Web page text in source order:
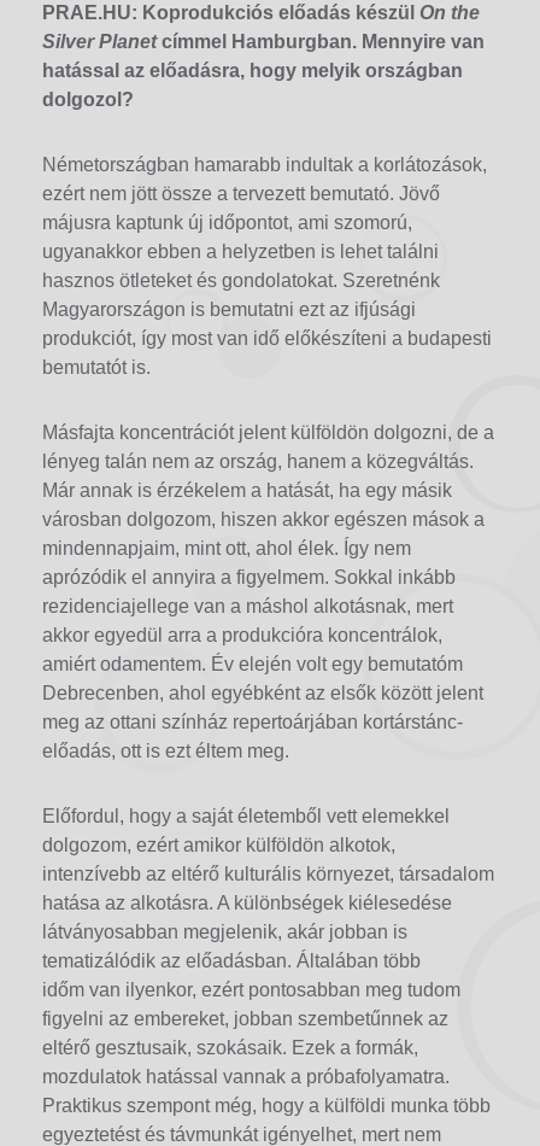
PRAE.HU: Koprodukciós előadás készül On the
Silver Planetcímmel Hamburgban. Mennyire van
hatással az előadásra, hogy melyik országban
dolgozol?
Németországban hamarabb indultak a korlátozások,
ezért nem jött össze a tervezett bemutató. Jövő
májusra kaptunk új időpontot, ami szomorú,
ugyanakkor ebben a helyzetben is lehet találni
hasznos ötleteket és gondolatokat. Szeretnénk
Magyarországon is bemutatni ezt az ifjúsági
produkciót, így most van idő előkészíteni a budapesti
bemutatót is.
Másfajta koncentrációt jelent külföldön dolgozni, de a
lényeg talán nem az ország, hanem a közegváltás.
Már annak is érzékelem a hatását, ha egy másik
városban dolgozom, hiszen akkor egészen mások a
mindennapjaim, mint ott, ahol élek. Így nem
aprózódik el annyira a figyelmem. Sokkal inkább
rezidenciajellege van a máshol alkotásnak, mert
akkor egyedül arra a produkcióra koncentrálok,
amiért odamentem. Év elején volt egy bemutatóm
Debrecenben, ahol egyébként az elsők között jelent
meg az ottani színház repertoárjában kortárstánc-
előadás, ott is ezt éltem meg.
Előfordul, hogy a saját életemből vett elemekkel
dolgozom, ezért amikor külföldön alkotok,
intenzívebb az eltérő kulturális környezet, társadalom
hatása az alkotásra. A különbségek kiélesedése
látványosabban megjelenik, akár jobban is
tematizálódik az előadásban. Általában több
időm van ilyenkor, ezért pontosabban meg tudom
figyelni az embereket, jobban szembetűnnek az
eltérő gesztusaik, szokásaik. Ezek a formák,
mozdulatok hatással vannak a próbafolyamatra.
Praktikus szempont még, hogy a külföldi munka több
egyeztetést és távmunkát igényelhet, mert nem